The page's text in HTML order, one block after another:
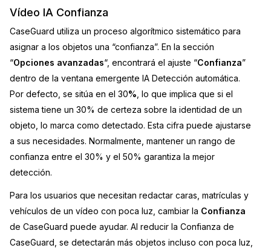
Vídeo IA Confianza
CaseGuard utiliza un proceso algorítmico sistemático para
asignar a los objetos una “confianza”. En la sección
“Opciones avanzadas“, encontrará el ajuste “Confianza”
dentro de la ventana emergente IA Detección automática.
Por defecto, se sitúa en el 30% , lo que implica que si el
sistema tiene un 30% de certeza sobre la identidad de un
objeto, lo marca como detectado. Esta cifra puede ajustarse
a sus necesidades. Normalmente, mantener un rango de
confianza entre el 30% y el 50% garantiza la mejor
detección.
Para los usuarios que necesitan redactar caras, matrículas y
vehículos de un vídeo con poca luz, cambiar la Confianza
de CaseGuard puede ayudar. Al reducir la Confianza de
CaseGuard, se detectarán más objetos incluso con poca luz,